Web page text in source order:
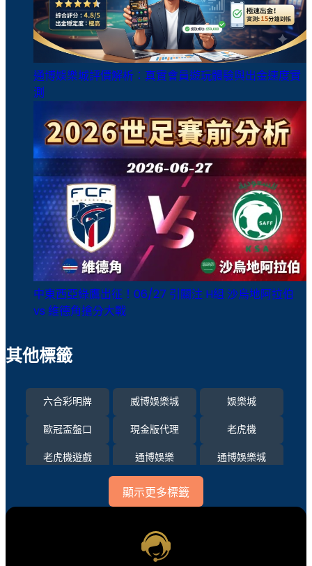
通博娛樂城評價解析：真實會員遊玩體驗與出金速度實
測
中東西亞綠鷹出征！06/27 引關注 H組 沙烏地阿拉伯
vs 維德角搶分大戰
其他標籤
六合彩明牌 威博娛樂城
娛樂城
歐冠盃盤口
現金版代理
老虎機
老虎機遊戲
通博娛樂
通博娛樂城
運彩比分
顯示更多標籤